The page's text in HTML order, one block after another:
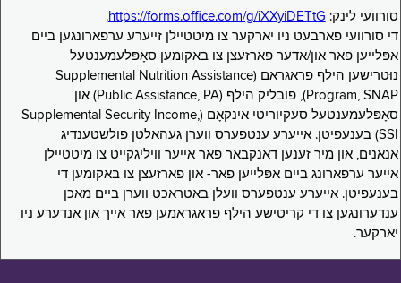
סורוועי לינק: https://forms.office.com/g/iXXyiDETtG
.
די סורוועי פארבעט ניו יארקער צו מיטטיילן זייערע ערפארונגען ביים
אפּלייען פאר און/אדער פארזעצן צו באקומען סאָפּלעמענטעל
נוּטרישען הילף פראגראם (Supplemental Nutrition Assistance
Program, SNAP), פובליק הילף (Public Assistance, PA) און
סאָפּלעמענטעל סעקיוריטי אינקאָם (Supplemental Security Income,
SSI) בענעפיטן. אייערע ענטפערס ווערן געהאלטן פולשטענדיג
אנאנים, און מיר זענען דאנקבאר פאר אייער וויליגקייט צו מיטטיילן
אייער ערפארונג ביים אפּלייען פאר- און פארזעצן צו באקומען די
בענעפיטן. אייערע ענטפערס וועלן באטראכט ווערן ביים מאכן
ענדערונגען צו די קריטישע הילף פראגראמען פאר אייך און אנדערע ניו
יארקער.